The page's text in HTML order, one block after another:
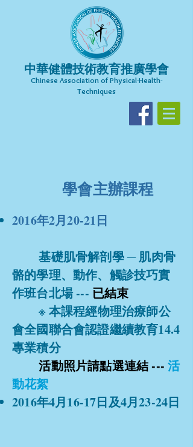
中華健體技術教育推廣學會
Chinese Association of Physical-Health-
Techniques​
學會主辦課程
2016年2月20-21日
基礎肌骨解剖學 ─ 肌肉骨
骼的學理、動作、觸診技巧實
作班台北場 --- 已結束
※ 本課程經物理治療師公
會全國聯合會認證繼續教育14.4
專業積分
活動照片請點選連結 --- 活
動花絮
2016年4月16-17日及4月23-24日